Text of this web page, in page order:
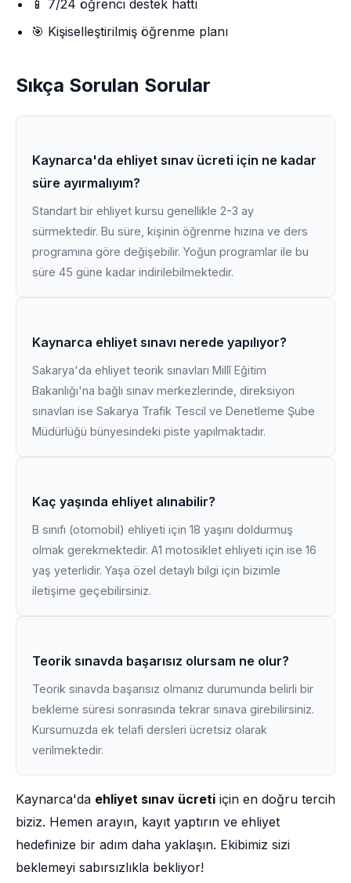
📱 7/24 öğrenci destek hattı
🎯 Kişiselleştirilmiş öğrenme planı
Sıkça Sorulan Sorular
Kaynarca'da ehliyet sınav ücreti için ne kadar
süre ayırmalıyım?
Standart bir ehliyet kursu genellikle 2-3 ay
sürmektedir. Bu süre, kişinin öğrenme hızına ve ders
programına göre değişebilir. Yoğun programlar ile bu
süre 45 güne kadar indirilebilmektedir.
Kaynarca ehliyet sınavı nerede yapılıyor?
Sakarya'da ehliyet teorik sınavları Millî Eğitim
Bakanlığı'na bağlı sınav merkezlerinde, direksiyon
sınavları ise Sakarya Trafik Tescil ve Denetleme Şube
Müdürlüğü bünyesindeki piste yapılmaktadır.
Kaç yaşında ehliyet alınabilir?
B sınıfı (otomobil) ehliyeti için 18 yaşını doldurmuş
olmak gerekmektedir. A1 motosiklet ehliyeti için ise 16
yaş yeterlidir. Yaşa özel detaylı bilgi için bizimle
iletişime geçebilirsiniz.
Teorik sınavda başarısız olursam ne olur?
Teorik sınavda başarısız olmanız durumunda belirli bir
bekleme süresi sonrasında tekrar sınava girebilirsiniz.
Kursumuzda ek telafi dersleri ücretsiz olarak
verilmektedir.
Kaynarca'da ehliyet sınav ücreti için en doğru tercih
biziz. Hemen arayın, kayıt yaptırın ve ehliyet
hedefinize bir adım daha yaklaşın. Ekibimiz sizi
beklemeyi sabırsızlıkla bekliyor!